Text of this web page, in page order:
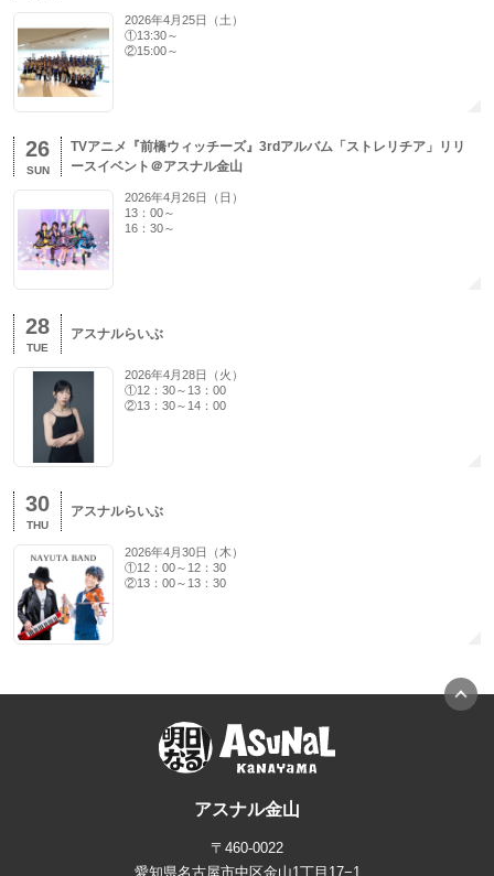
2026年4月25日（土）
①13:30～
②15:00～
26
SUN
TVアニメ『前橋ウィッチーズ』3rdアルバム「ストレリチア」リリ
ースイベント＠アスナル金山
2026年4月26日（日）
13：00～
16：30～
28
TUE
アスナルらいぶ
2026年4月28日（火）
①12：30～13：00
②13：30～14：00
30
THU
アスナルらいぶ
2026年4月30日（木）
①12：00～12：30
②13：00～13：30
アスナル金山
〒460-0022
愛知県名古屋市中区金山1丁目17−1